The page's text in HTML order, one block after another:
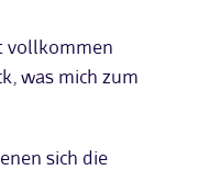
vollkommen
was mich zum
sich die